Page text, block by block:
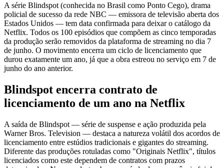
A série Blindspot (conhecida no Brasil como Ponto Cego), drama
policial de sucesso da rede NBC — emissora de televisão aberta dos
Estados Unidos — tem data confirmada para deixar o catálogo da
Netflix. Todos os 100 episódios que compõem as cinco temporadas
da produção serão removidos da plataforma de streaming no dia 7
de junho. O movimento encerra um ciclo de licenciamento que
durou exatamente um ano, já que a obra estreou no serviço em 7 de
junho do ano anterior.
Blindspot encerra contrato de
licenciamento de um ano na Netflix
A saída de Blindspot — série de suspense e ação produzida pela
Warner Bros. Television — destaca a natureza volátil dos acordos de
licenciamento entre estúdios tradicionais e gigantes do streaming.
Diferente das produções rotuladas como "Originais Netflix", títulos
licenciados como este dependem de contratos com prazos